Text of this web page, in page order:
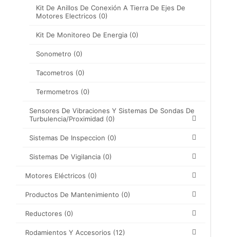
Kit De Anillos De Conexión A Tierra De Ejes De
Motores Electricos (0)
Kit De Monitoreo De Energia (0)
Sonometro (0)
Tacometros (0)
Termometros (0)
Sensores De Vibraciones Y Sistemas De Sondas De
Turbulencia/proximidad (0)
Sistemas De Inspeccion (0)
Sistemas De Vigilancia (0)
Motores Eléctricos (0)
Productos De Mantenimiento (0)
Reductores (0)
Rodamientos Y Accesorios (12)